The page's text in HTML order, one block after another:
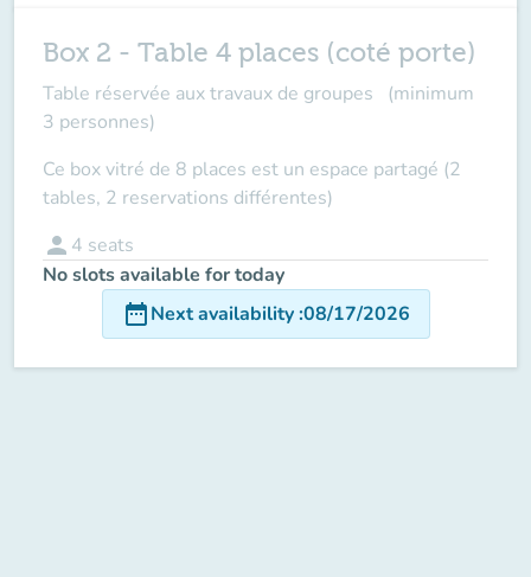
Box 2 - Table 4 places (coté porte)
Table réservée aux travaux de groupes (minimum
3 personnes)
Ce box vitré de 8 places est un espace partagé (2
tables, 2 reservations différentes)
person 4 seats
No slots available for today
date_rangeNext availability:08/17/2026